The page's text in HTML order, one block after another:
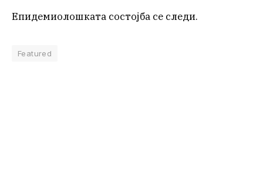
Епидемиолошката состојба се следи.
Featured